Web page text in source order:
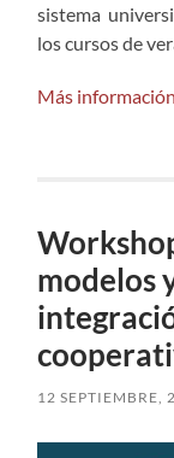
sistema
los cursos de
Más
modelos
12 SEPTIEMBRE,